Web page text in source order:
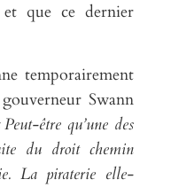
et que ce dernier
temporairement
Swann
Peut-être qu’une des
du droit chemin
La piraterie elle-